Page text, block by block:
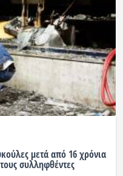
μετά από 16 χρόνια
συλληφθέντες